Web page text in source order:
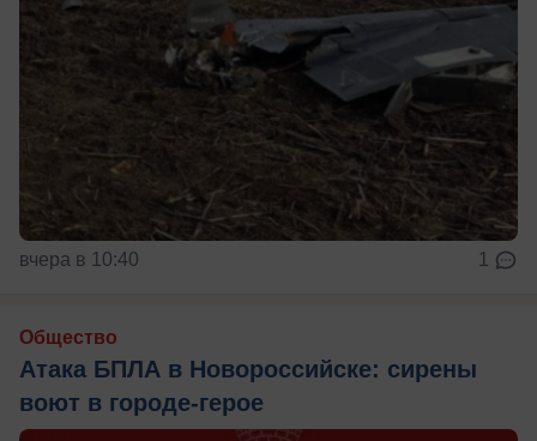
вчера в 10:40 1
Общество
Атака БПЛА в Новороссийске: сирены
воют в городе-герое